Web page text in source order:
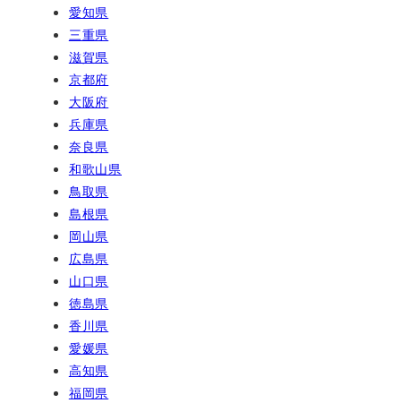
愛知県
三重県
滋賀県
京都府
大阪府
兵庫県
奈良県
和歌山県
鳥取県
島根県
岡山県
広島県
山口県
徳島県
香川県
愛媛県
高知県
福岡県